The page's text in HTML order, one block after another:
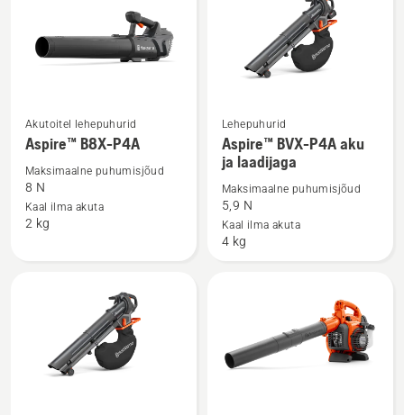
Vaata
rohkem
üksikasju
toote
Aspire™
Akutoitel lehepuhurid
Aspire™ B8X-P4A
Maksimaalne puhumisjõud
8 N
Kaal ilma akuta
2 kg
Vaata
rohkem
üksikasju
toote
Aspire™
BVX-
kohta
Lehepuhurid
Aspire™ BVX-P4A aku
ja laadijaga
Maksimaalne puhumisjõud
5,9 N
Kaal ilma akuta
4 kg